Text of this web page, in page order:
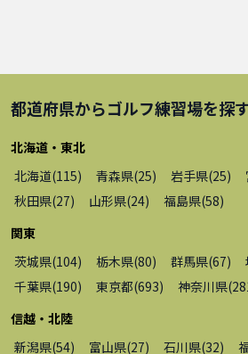
都道府県からゴルフ練習場を探
北海道・東北
北海道(115) 青森県(25) 岩手県(25)
秋田県(27) 山形県(24) 福島県(58)
関東
茨城県(104) 栃木県(80) 群馬県(67)
千葉県(190) 東京都(693) 神奈川県(
信越・北陸
新潟県(54) 富山県(27) 石川県(32)